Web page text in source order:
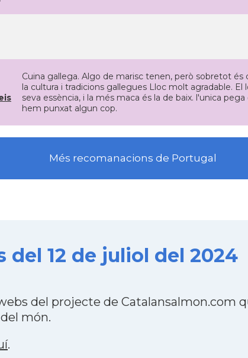
Cuina gallega. Algo de marisc tenen, però sobretot
la cultura i tradicions gallegues Lloc molt agradable.
seva essència, i la més maca és la de baix. l'unica
hem punxat algun cop.
Més recomanacions de Portugal
del 12 de juliol del 2024
del projecte de Catalansalmon.com
món.
.